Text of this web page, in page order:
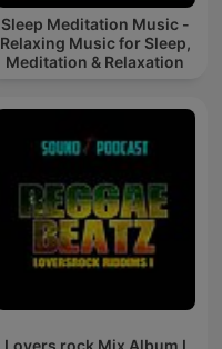
Sleep Meditation Music -
Relaxing Music for Sleep,
Meditation & Relaxation